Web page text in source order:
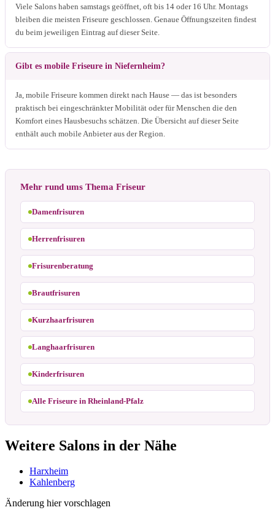
Viele Salons haben samstags geöffnet, oft bis 14 oder 16 Uhr. Montags
bleiben die meisten Friseure geschlossen. Genaue Öffnungszeiten findest
du beim jeweiligen Eintrag auf dieser Seite.
Gibt es mobile Friseure in Niefernheim?
Ja, mobile Friseure kommen direkt nach Hause — das ist besonders
praktisch bei eingeschränkter Mobilität oder für Menschen die den
Komfort eines Hausbesuchs schätzen. Die Übersicht auf dieser Seite
enthält auch mobile Anbieter aus der Region.
Mehr rund ums Thema Friseur
Damenfrisuren
Herrenfrisuren
Frisurenberatung
Brautfrisuren
Kurzhaarfrisuren
Langhaarfrisuren
Kinderfrisuren
Alle Friseure in Rheinland-Pfalz
Weitere Salons in der Nähe
Harxheim
Kahlenberg
Änderung hier vorschlagen